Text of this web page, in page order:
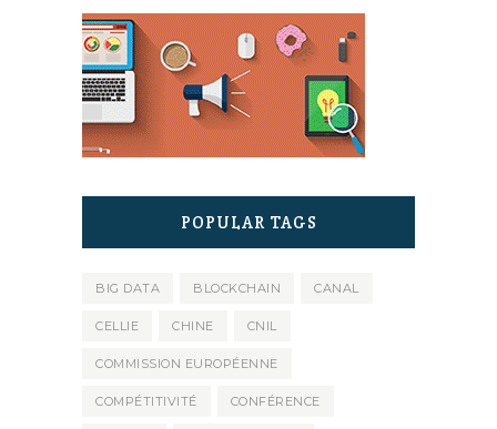
POPULAR TAGS
BIG DATA BLOCKCHAIN CANAL
CELLIE CHINE CNIL
COMMISSION EUROPÉENNE
COMPÉTITIVITÉ CONFÉRENCE